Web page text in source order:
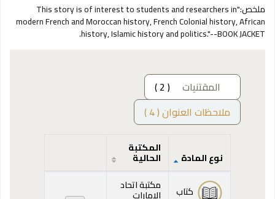
ملخص: "This story is of interest to students and researchers in
modern French and Moroccan history, French Colonial history, African
history, Islamic history and politics."--BOOK JACKET.
المقتنيات
( 2 )
ملاحظات العنوان ( 4 )
المقتنيات
نوع المادة
المكتبة
الحالية
كتاب مكتبة اتحاد
الإمارات